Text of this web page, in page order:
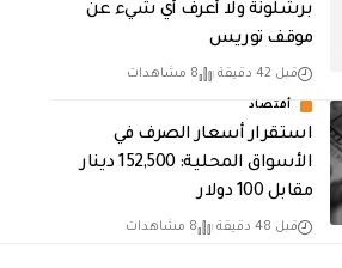
برشلونة ولا أعرف أي شيء عن
موقف توريس
قبل 42 دقيقة 8 مشاهدات
أقتصاد
استقرار أسعار الصرف في
الأسواق المحلية: 152,500 دينار
مقابل 100 دولار
قبل 48 دقيقة 8 مشاهدات